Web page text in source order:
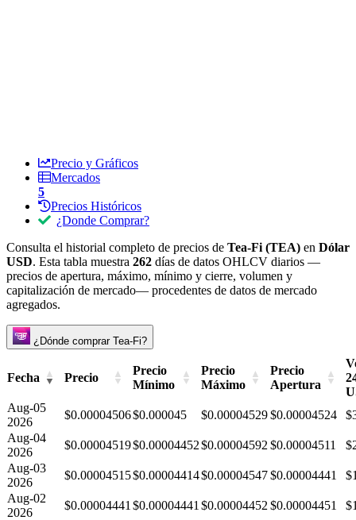
Precio y Gráficos
Mercados
5
Precios Históricos
¿Donde Comprar?
Consulta el historial completo de precios de Tea-Fi (TEA) en Dólar
USD. Esta tabla muestra 262 días de datos OHLCV diarios —
precios de apertura, máximo, mínimo y cierre, volumen y
capitalización de mercado— procedentes de datos de mercado
agregados.
¿Dónde comprar Tea-Fi?
Fecha Precio
Precio
Mínimo
Precio
Máximo
Precio
Apertura
Aug-05
2026
$0.00004506$0.000045 $0.00004529$0.00004524
Aug-04
2026
$0.00004519$0.00004452$0.00004592 $0.00004511
Aug-03
2026
$0.00004515$0.00004414$0.00004547$0.00004441
Aug-02
2026
$0.00004441 $0.00004441 $0.00004452 $0.00004451